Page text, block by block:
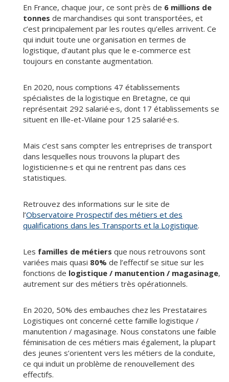
En France, chaque jour, ce sont près de 6 millions de
tonnes de marchandises qui sont transportées, et
c’est principalement par les routes qu’elles arrivent. Ce
qui induit toute une organisation en termes de
logistique, d’autant plus que le e-commerce est
toujours en constante augmentation.
En 2020, nous comptions 47 établissements
spécialistes de la logistique en Bretagne, ce qui
représentait 292 salarié·e·s, dont 17 établissements se
situent en Ille-et-Vilaine pour 125 salarié·e·s.
Mais c’est sans compter les entreprises de transport
dans lesquelles nous trouvons la plupart des
logisticien·ne·s et qui ne rentrent pas dans ces
statistiques.
Retrouvez des informations sur le site de
l’Observatoire Prospectif des métiers et des
qualifications dans les Transports et la Logistique.
Les familles de métiers que nous retrouvons sont
variées mais quasi 80% de l’effectif se situe sur les
fonctions de logistique / manutention / magasinage,
autrement sur des métiers très opérationnels.
En 2020, 50% des embauches chez les Prestataires
Logistiques ont concerné cette famille logistique /
manutention / magasinage. Nous constatons une faible
féminisation de ces métiers mais également, la plupart
des jeunes s’orientent vers les métiers de la conduite,
ce qui induit un problème de renouvellement des
effectifs.